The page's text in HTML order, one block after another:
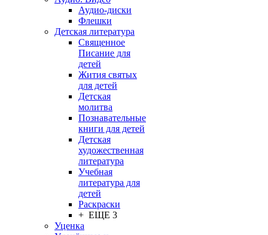
Аудио-диски
Флешки
Детская литература
Священное
Писание для
детей
Жития святых
для детей
Детская
молитва
Познавательные
книги для детей
Детская
художественная
литература
Учебная
литература для
детей
Раскраски
+ ЕЩЕ 3
Уценка